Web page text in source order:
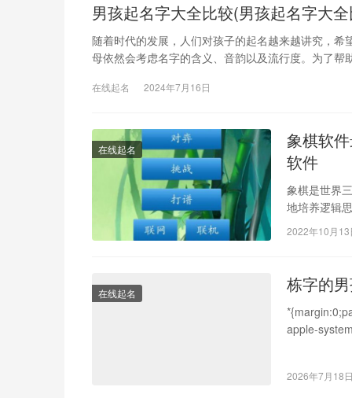
男孩起名字大全比较(男孩起名字大
随着时代的发展，人们对孩子的起名越来越讲究，
母依然会考虑名字的含义、音韵以及流行度。为了
在线起名 2024年7月16日
在线起名
象棋软
软件
象棋是世界
地培养逻辑
炮翻山这种
2022年10月13
在线起名 栋字的
apple-
2026年7月18